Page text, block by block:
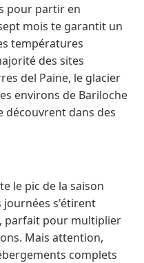
pour partir en
mois te garantit un
températures
des sites
del Paine, le glacier
environs de Bariloche
découvrent dans des
le pic de la saison
journées s'étirent
parfait pour multiplier
Mais attention,
complets